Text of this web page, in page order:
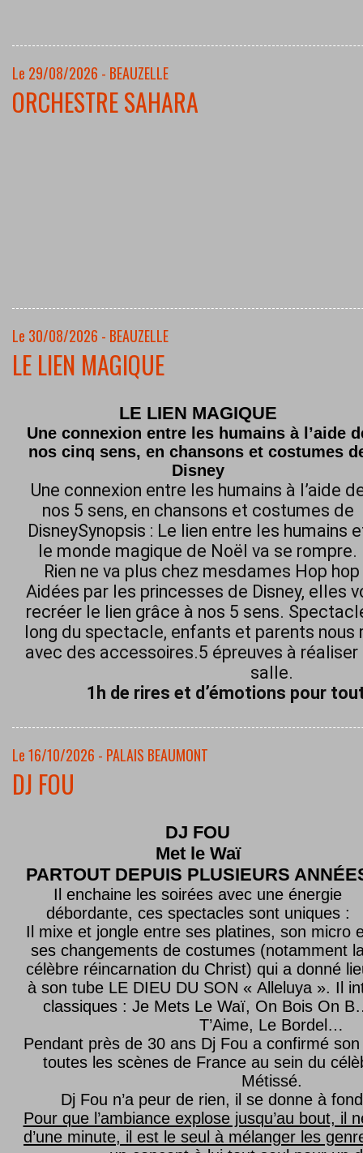
Le 29/08/2026 - BEAUZELLE
ORCHESTRE SAHARA
Le 30/08/2026 - BEAUZELLE
LE LIEN MAGIQUE
LE LIEN MAGIQUE
Une connexion entre les humains à l’aide
nos cinq sens, en chansons et costumes
Disney
Une connexion entre les humains à l’aide
nos 5 sens, en chansons et costumes de
DisneySynopsis : Le lien entre les humains
le monde magique de Noël va se rompre.
Rien ne va plus chez mesdames Hop
Aidées par les princesses de Disney, elles
recréer le lien grâce à nos 5 sens.
long du spectacle, enfants et parents nous
avec des accessoires.5 épreuves à
salle.
1h de rires et d’émotions pour
Le 16/10/2026 - PALAIS BEAUMONT
DJ FOU
DJ FOU
Met le Waï
PARTOUT DEPUIS PLUSIEURS
Il enchaine les soirées avec une énergie
débordante, ces spectacles sont uniques :
Il mixe et jongle entre ses platines, son micro
ses changements de costumes (notamment
célèbre réincarnation du Christ) qui a donné
à son tube LE DIEU DU SON « Alleluya ». Il
classiques : Je Mets Le Waï, On Bois On
T’Aime, Le Bordel…
Pendant près de 30 ans Dj Fou a confirmé son
toutes les scènes de France au sein du
Métissé.
Dj Fou n’a peur de rien, il se donne à
Pour que l’ambiance explose jusqu’au bout, il
d’une minute, il est le seul à mélanger les